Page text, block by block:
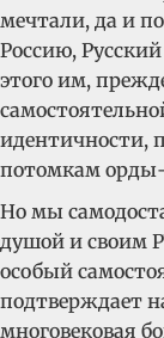
мечтали, да и
Россию,
этого им,
идентичности,
потомкам
Но мы
душой и своим
особый
подтверждает
многовековая